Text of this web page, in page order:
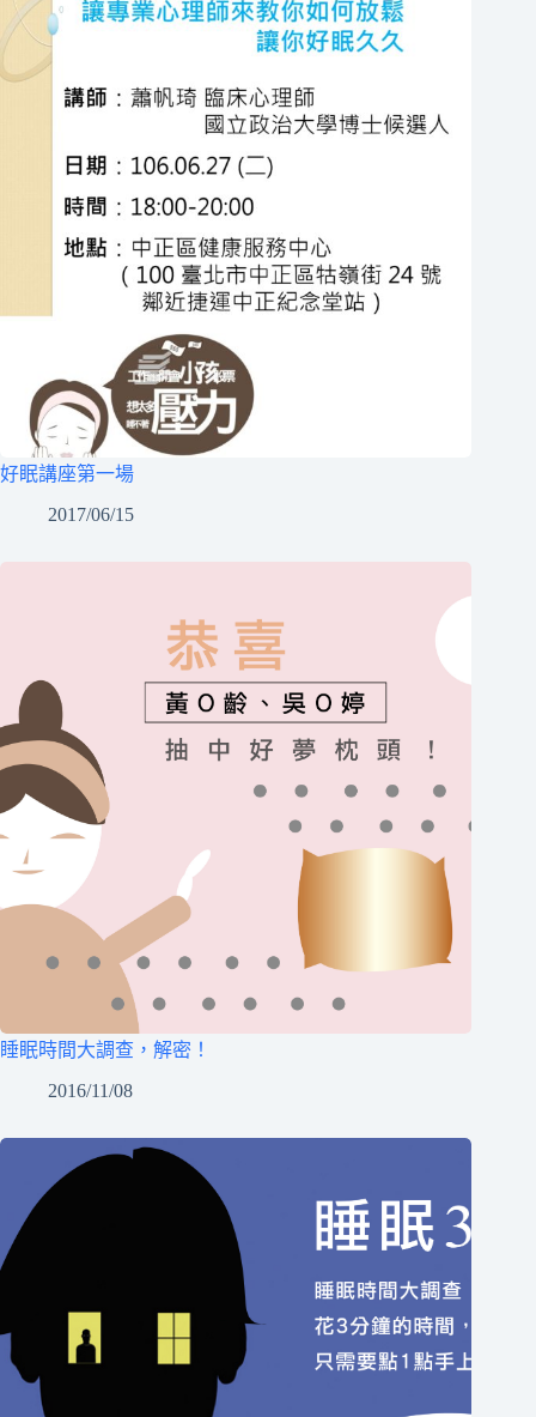
好眠講座第一場
2017/06/15
睡眠時間大調查，解密！
2016/11/08